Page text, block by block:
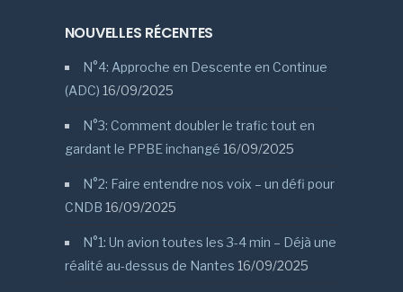
NOUVELLES RÉCENTES
N°4: Approche en Descente en Continue
(ADC) 16/09/2025
N°3: Comment doubler le trafic tout en
gardant le PPBE inchangé 16/09/2025
N°2: Faire entendre nos voix – un défi pour
CNDB 16/09/2025
N°1: Un avion toutes les 3-4 min – Déjà une
réalité au-dessus de Nantes 16/09/2025